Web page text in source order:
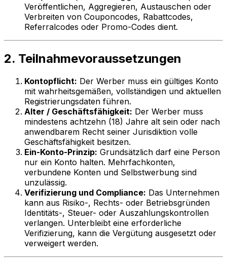
Veröffentlichen, Aggregieren, Austauschen oder
Verbreiten von Couponcodes, Rabattcodes,
Referralcodes oder Promo-Codes dient.
2. Teilnahmevoraussetzungen
Kontopflicht: Der Werber muss ein gültiges Konto
mit wahrheitsgemäßen, vollständigen und aktuellen
Registrierungsdaten führen.
Alter / Geschäftsfähigkeit: Der Werber muss
mindestens achtzehn (18) Jahre alt sein oder nach
anwendbarem Recht seiner Jurisdiktion volle
Geschäftsfähigkeit besitzen.
Ein-Konto-Prinzip: Grundsätzlich darf eine Person
nur ein Konto halten. Mehrfachkonten,
verbundene Konten und Selbstwerbung sind
unzulässig.
Verifizierung und Compliance: Das Unternehmen
kann aus Risiko-, Rechts- oder Betriebsgründen
Identitäts-, Steuer- oder Auszahlungskontrollen
verlangen. Unterbleibt eine erforderliche
Verifizierung, kann die Vergütung ausgesetzt oder
verweigert werden.